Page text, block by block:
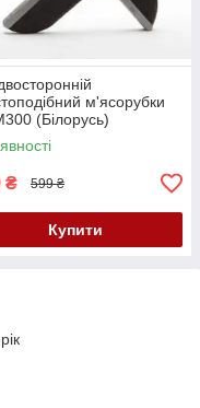
м'ясорубки
(Білорусь)
₴ 599 ₴
Купити